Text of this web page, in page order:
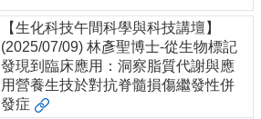
【生化科技午間科學與科技講壇】
(2025/07/09) 林彥聖博士-從生物標記
發現到臨床應用：洞察脂質代謝與應
用營養生技於對抗脊髓損傷繼發性併
發症